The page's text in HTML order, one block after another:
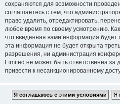
сохраняются для возможности
соглашаетесь с тем, что
право удалить, отредактировать,
любое время по своему усмотрению.
что введённая вами информация будет
эта информация не будет открыта
разрешения, ни администрация
Limited не может быть ответственна за
привести к несанкционированному